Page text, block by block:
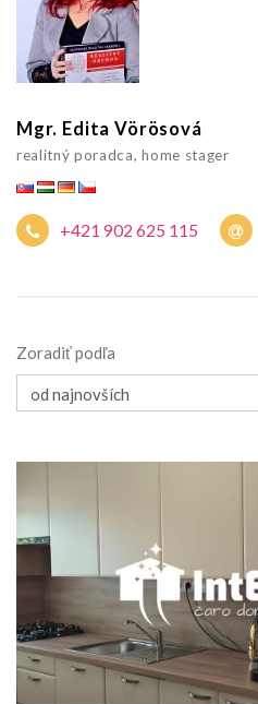
Mgr. Edita Vörösová
realitný poradca, home stager
+421 902 625 115
Zoradiť podľa